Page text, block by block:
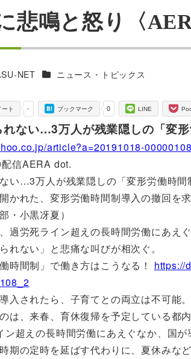
悲鳴と怒り〈
NET カテゴリー
ニュース・トピックス
-
ート 0
ブックマーク LINE
ない…3万人が残業隠しの「変
article?a=20191018-
信AERA dot.
い…3万人が残業隠しの「変形労働時間
開かれた、変形労働時間制導入の撤回
・小黒冴夏）
過労死ライン超えの長時間労働にあえ
れない」と悲痛な叫びが相次ぐ。
時間制」で働き方はこうなる！ https://
導入されたら、子育てとの両立は不可
は、来春、育休復帰を予定している都
ン超えの長時間労働にあえぐなか、国
期の定時を延ばす代わりに、夏休みな